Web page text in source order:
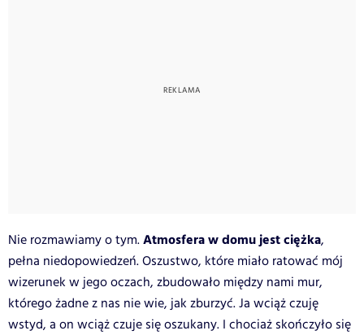
Nie rozmawiamy o tym.Atmosfera w domu jest ciężka,
pełna niedopowiedzeń. Oszustwo, które miało ratować mój
wizerunek w jego oczach, zbudowało między nami mur,
którego żadne z nas nie wie, jak zburzyć. Ja wciąż czuję
wstyd, a on wciąż czuje się oszukany. I chociaż skończyło się